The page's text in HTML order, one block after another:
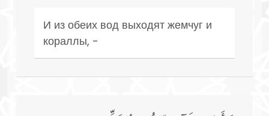
И из обеих вод выходят жемчуг и
кораллы, -